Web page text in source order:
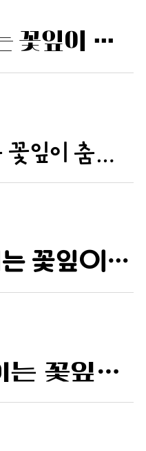
바람과 속삭이는 꽃잎이 춤추듯 하늘을 날아 새처럼 꿈은 자유롭고 별빛처럼 빛나 새벽의 고요함 속에서 겨울 눈처럼 순수한 열정은 봄을 부른다
바람과 속삭이는 꽃잎이 춤추듯 하늘을 날아 새처럼 꿈은 자유롭고 별빛처럼 빛나 새벽의 고요함 속에서 겨울 눈처럼 순수한 열정은 봄을 부른다
바람과 속삭이는 꽃잎이 춤추듯 하늘을 날아 새처럼 꿈은 자유롭고 별빛처럼 빛나 새벽의 고요함 속에서 겨울 눈처럼 순수한 열정은 봄을 부른다
바람과 속삭이는 꽃잎이 춤추듯 하늘을 날아 새처럼 꿈은 자유롭고 별빛처럼 빛나 새벽의 고요함 속에서 겨울 눈처럼 순수한 열정은 봄을 부른다